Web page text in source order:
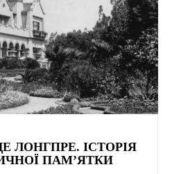
ЛОНГПРЕ. ІСТОРІЯ
ПАМ’ЯТКИ